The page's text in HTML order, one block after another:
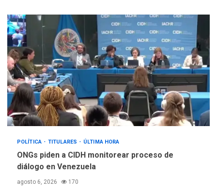
POLÍTICA TITULARES ÚLTIMA HORA
ONGs piden a CIDH monitorear proceso de
diálogo en Venezuela
agosto 6, 2026 170